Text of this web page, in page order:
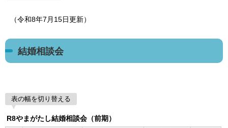
（令和8年7月15日更新）
結婚相談会
表の幅を切り替える
R8やまがたし結婚相談会（前期）